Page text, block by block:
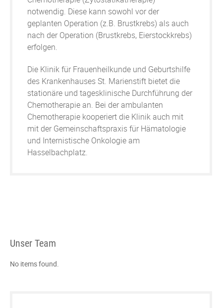
notwendig. Diese kann sowohl vor der
geplanten Operation (z.B. Brustkrebs) als auch
nach der Operation (Brustkrebs, Eierstockkrebs)
erfolgen.
Die Klinik für Frauenheilkunde und Geburtshilfe
des Krankenhauses St. Marienstift bietet die
stationäre und tagesklinische Durchführung der
Chemotherapie an. Bei der ambulanten
Chemotherapie kooperiert die Klinik auch mit
mit der Gemeinschaftspraxis für Hämatologie
und Internistische Onkologie am
Hasselbachplatz.
Unser Team
No items found.